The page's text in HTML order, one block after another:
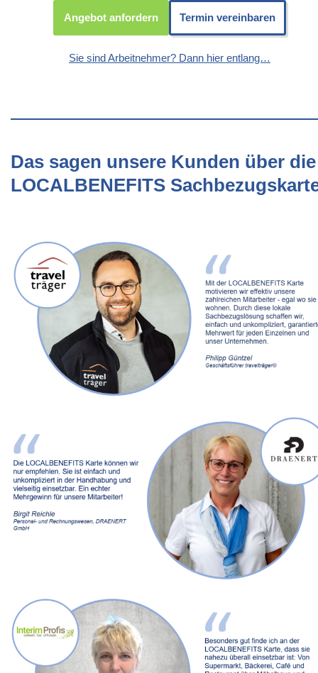
Angebot anfordern Termin vereinbaren
Sie sind Arbeitnehmer? Dann hier entlang…
Das sagen unsere Kunden über die
LOCALBENEFITS